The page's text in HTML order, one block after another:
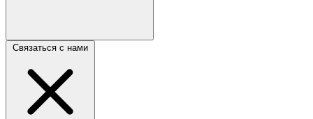
Связаться с нами